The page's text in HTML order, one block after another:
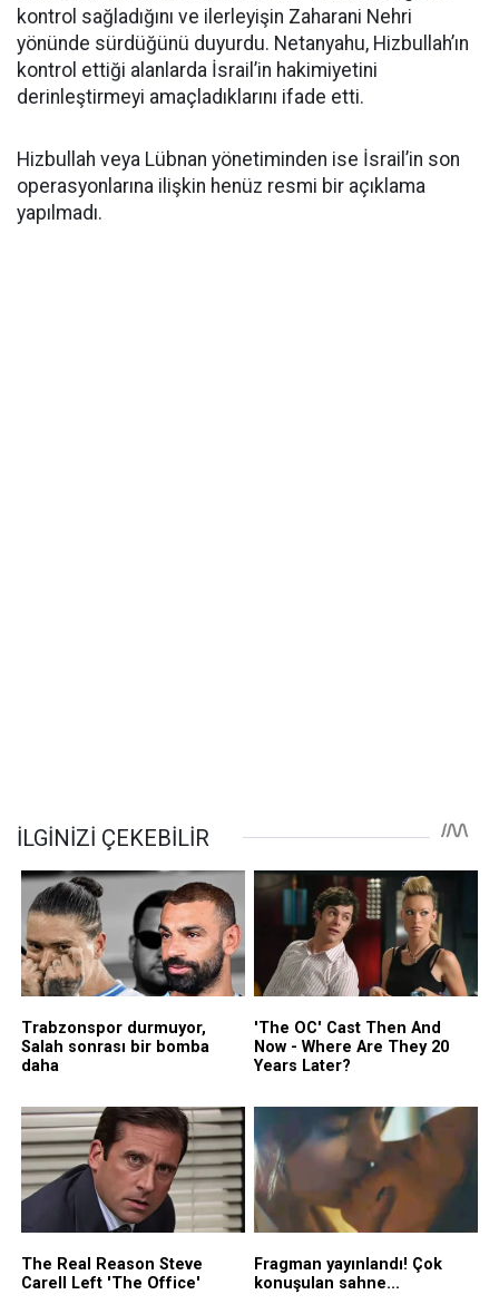
kontrol sağladığını ve ilerleyişin Zaharani Nehri
yönünde sürdüğünü duyurdu. Netanyahu, Hizbullah’ın
kontrol ettiği alanlarda İsrail’in hakimiyetini
derinleştirmeyi amaçladıklarını ifade etti.
Hizbullah veya Lübnan yönetiminden ise İsrail’in son
operasyonlarına ilişkin henüz resmi bir açıklama
yapılmadı.